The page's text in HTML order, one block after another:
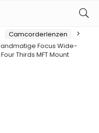
Camcorderlenzen
Focus Wide-
Thirds MFT Mount